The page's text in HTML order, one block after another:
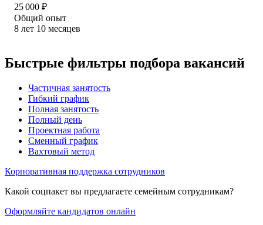
25 000 ₽
Общий опыт
8 лет 10 месяцев
Быстрые фильтры подбора вакансий
Частичная занятость
Гибкий график
Полная занятость
Полный день
Проектная работа
Сменный график
Вахтовый метод
Корпоративная поддержка сотрудников
Какой соцпакет вы предлагаете семейным сотрудникам?
Оформляйте кандидатов онлайн